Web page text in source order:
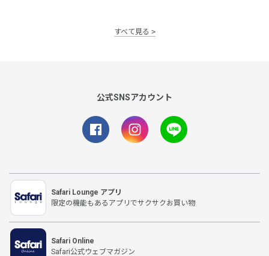
すべて見る
公式SNSアカウント
Safari Lounge アプリ
限定の機能もあるアプリでサクサクお買い物
Safari Online
Safari公式ウェブマガジン